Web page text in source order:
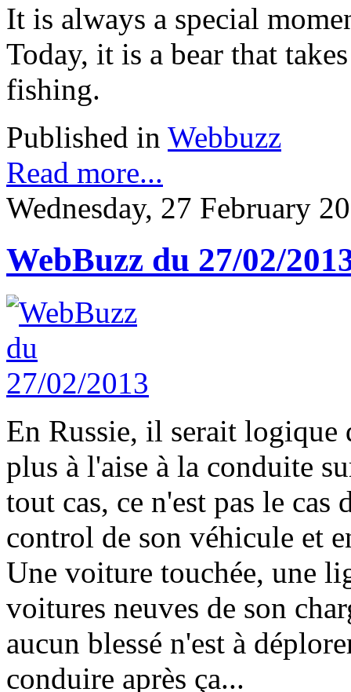
It is always a special
Today, it is a bear that
fishing.
Published in Webbuzz
Read more...
Wednesday, 27 February
WebBuzz du 27/02/
En Russie, il serait logique
plus à l'aise à la conduite
tout cas, ce n'est pas le
control de son véhicule et
Une voiture touchée, une
voitures neuves de son
aucun blessé n'est à
conduire après ça...